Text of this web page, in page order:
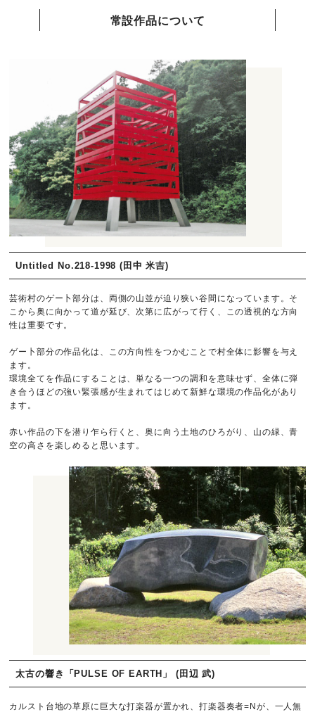
常設作品について
Untitled No.218-1998 (田中 米吉)
芸術村のゲー卜部分は、両側の山並が迫り狭い谷間になっています。そ
こから奥に向かって道が延び、次第に広がって行く、この透視的な方向
性は重要です。
ゲー卜部分の作品化は、この方向性をつかむことで村全体に影響を与え
ます。
環境全てを作品にすることは、単なる一つの調和を意味せず、全体に弾
き合うほどの強い緊張感が生まれてはじめて新鮮な環境の作品化があり
ます。
赤い作品の下を潜り乍ら行くと、奥に向う土地のひろがり、山の緑、青
空の高さを楽しめると思います。
太古の響き「PULSE OF EARTH」 (田辺 武)
カルスト台地の草原に巨大な打楽器が置かれ、打楽器奏者=Nが、一人無